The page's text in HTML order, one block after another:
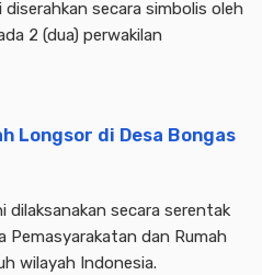
secara simbolis oleh
2 (dua) perwakilan
Longsor di Desa Bongas
dilaksanakan secara serentak
Pemasyarakatan dan Rumah
wilayah Indonesia.